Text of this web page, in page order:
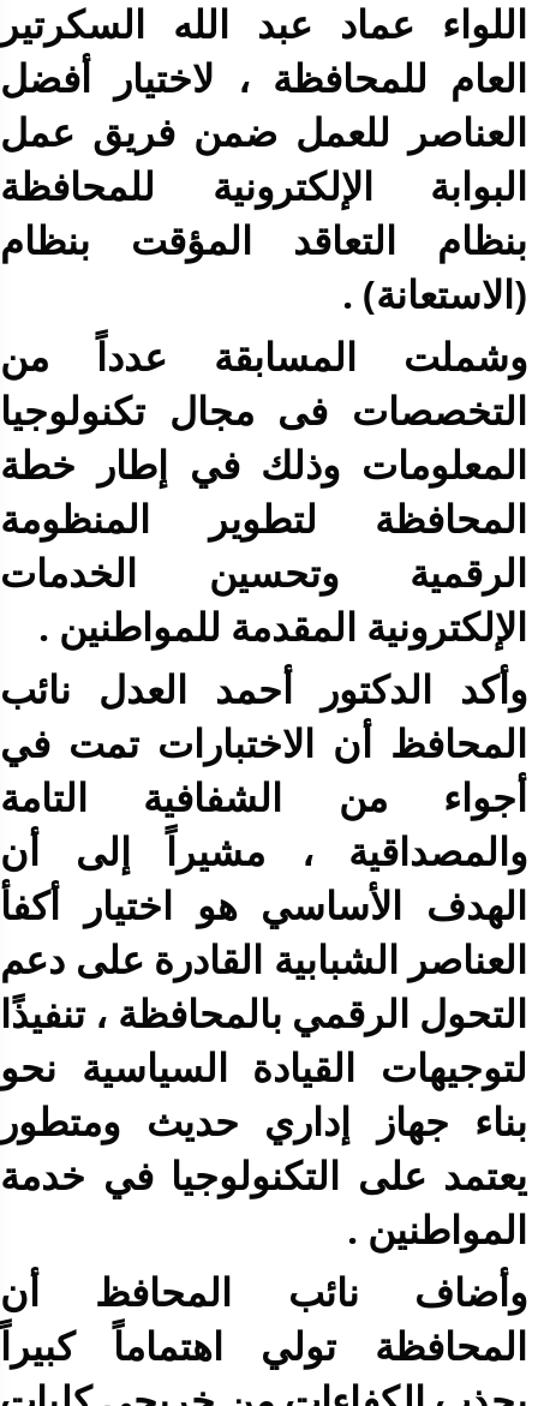
اللواء عماد عبد الله السكرتير
العام للمحافظة ، لاختيار أفضل
العناصر للعمل ضمن فريق عمل
البوابة الإلكترونية للمحافظة
بنظام التعاقد المؤقت بنظام
(الاستعانة) .
وشملت المسابقة عدداً من
التخصصات فى مجال تكنولوجيا
المعلومات وذلك في إطار خطة
المحافظة لتطوير المنظومة
الرقمية وتحسين الخدمات
الإلكترونية المقدمة للمواطنين .
وأكد الدكتور أحمد العدل نائب
المحافظ أن الاختبارات تمت في
أجواء من الشفافية التامة
والمصداقية ، مشيراً إلى أن
الهدف الأساسي هو اختيار أكفأ
العناصر الشبابية القادرة على دعم
التحول الرقمي بالمحافظة ، تنفيذًا
لتوجيهات القيادة السياسية نحو
بناء جهاز إداري حديث ومتطور
يعتمد على التكنولوجيا في خدمة
المواطنين .
وأضاف نائب المحافظ أن
المحافظة تولي اهتماماً كبيراً